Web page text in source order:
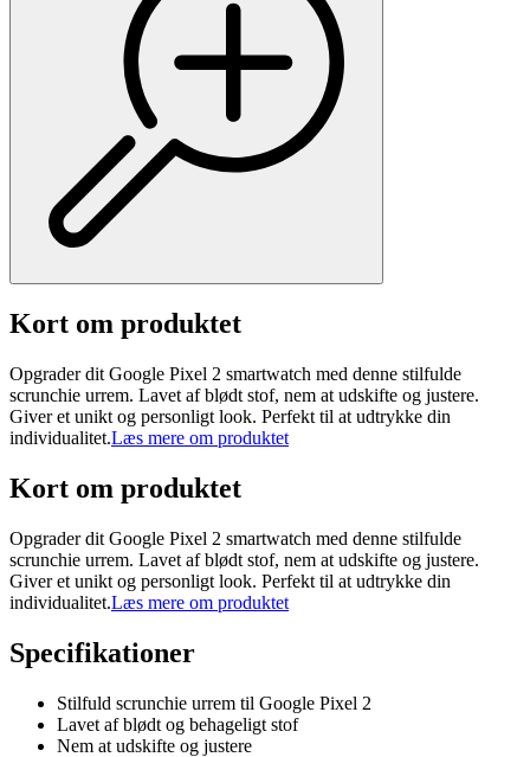
Kort om produktet
Opgrader dit Google Pixel 2 smartwatch med denne stilfulde
scrunchie urrem. Lavet af blødt stof, nem at udskifte og justere.
Giver et unikt og personligt look. Perfekt til at udtrykke din
individualitet.Læs mere om produktet
Kort om produktet
Opgrader dit Google Pixel 2 smartwatch med denne stilfulde
scrunchie urrem. Lavet af blødt stof, nem at udskifte og justere.
Giver et unikt og personligt look. Perfekt til at udtrykke din
individualitet.Læs mere om produktet
Specifikationer
Stilfuld scrunchie urrem til Google Pixel 2
Lavet af blødt og behageligt stof
Nem at udskifte og justere